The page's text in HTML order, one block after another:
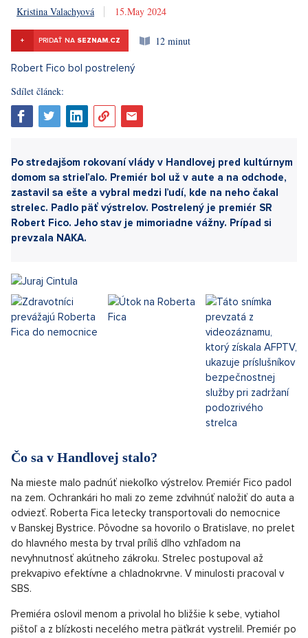
Kristina Valachyová 15. 5. 2024
+ PRIDAŤ NA SEZNAM.CZ 12 minut
Sdílet článek:
Po stredajšom rokovaní vlády v Handlovej pred kultúrnym
domom sa strieľalo. Premiér bol už v aute a na odchode,
zastavil sa ešte a vybral medzi ľudí, kde na neho čakal
strelec. Padlo päť výstrelov. Postrelený je premiér SR
Robert Fico. Jeho stav je mimoriadne vážny. Prípad si
Čo sa v Handlovej stalo?
Na mieste malo padnúť niekoľko výstrelov. Premiér Fico padol
odviezť. Roberta Fica letecky transportovali do nemocnice
v Banskej Bystrice. Pôvodne sa hovorilo o Bratislave, no prelet